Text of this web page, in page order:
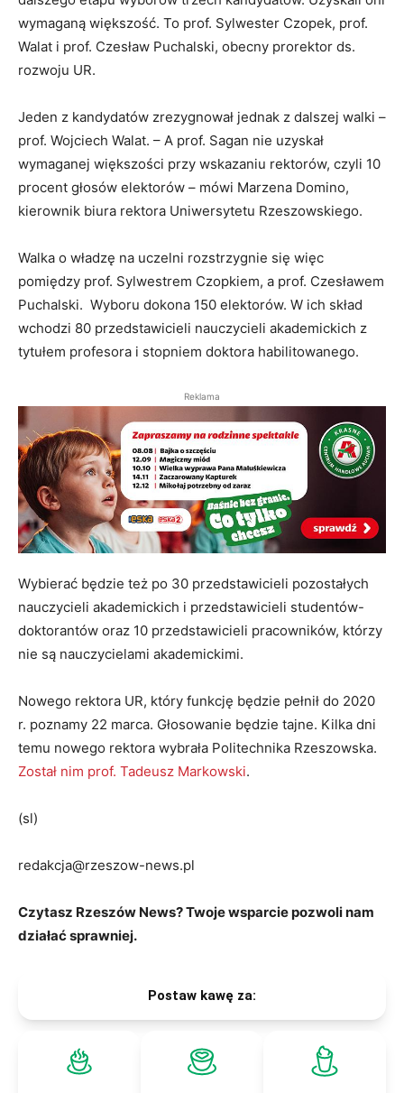
wymaganą większość. To prof. Sylwester Czopek, prof.
Walat i prof. Czesław Puchalski, obecny prorektor ds.
rozwoju UR.
Jeden z kandydatów zrezygnował jednak z dalszej walki –
prof. Wojciech Walat. – A prof. Sagan nie uzyskał
wymaganej większości przy wskazaniu rektorów, czyli 10
procent głosów elektorów – mówi Marzena Domino,
kierownik biura rektora Uniwersytetu Rzeszowskiego.
Walka o władzę na uczelni rozstrzygnie się więc
pomiędzy prof. Sylwestrem Czopkiem, a prof. Czesławem
Puchalski. Wyboru dokona 150 elektorów. W ich skład
wchodzi 80 przedstawicieli nauczycieli akademickich z
tytułem profesora i stopniem doktora habilitowanego.
Reklama
Wybierać będzie też po 30 przedstawicieli pozostałych
nauczycieli akademickich i przedstawicieli studentów-
doktorantów oraz 10 przedstawicieli pracowników, którzy
nie są nauczycielami akademickimi.
Nowego rektora UR, który funkcję będzie pełnił do 2020
r. poznamy 22 marca. Głosowanie będzie tajne. Kilka dni
temu nowego rektora wybrała Politechnika Rzeszowska.
Został nim prof. Tadeusz Markowski.
(sl)
redakcja@rzeszow-news.pl
Czytasz Rzeszów News? Twoje wsparcie pozwoli nam
działać sprawniej.
Postaw kawę za: